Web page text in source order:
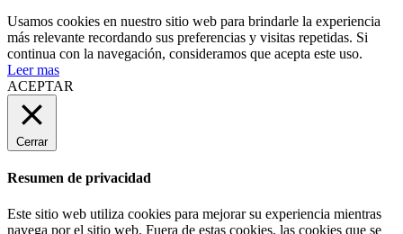
Usamos cookies en nuestro sitio web para brindarle la experiencia
más relevante recordando sus preferencias y visitas repetidas. Si
continua con la navegación, consideramos que acepta este uso.
Leer mas
ACEPTAR
Cerrar
Resumen de privacidad
Este sitio web utiliza cookies para mejorar su experiencia mientras
navega por el sitio web. Fuera de estas cookies, las cookies que se